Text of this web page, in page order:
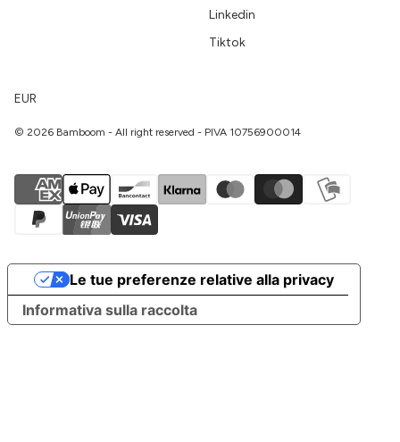
Linkedin
Tiktok
EUR
© 2026 Bamboom - All right reserved - PIVA 10756900014
Informativa sulla raccolta
Le tue preferenze relative alla privacy